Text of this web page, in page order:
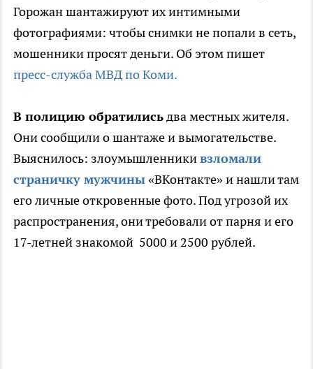
Горожан шантажируют их интимными
фотографиями: чтобы снимки не попали в сеть,
мошенники просят деньги. Об этом пишет
пресс-служба МВД по Коми.
В полицию обратилисьдва местных жителя.
Они сообщили о шантаже и вымогательстве.
Выяснилось: злоумышленникивзломали
страничку мужчины «ВКонтакте» и нашли там
его личные откровенные фото. Под угрозой их
распространения, они требовали от парня и его
17-летней знакомой 5000 и 2500 рублей.